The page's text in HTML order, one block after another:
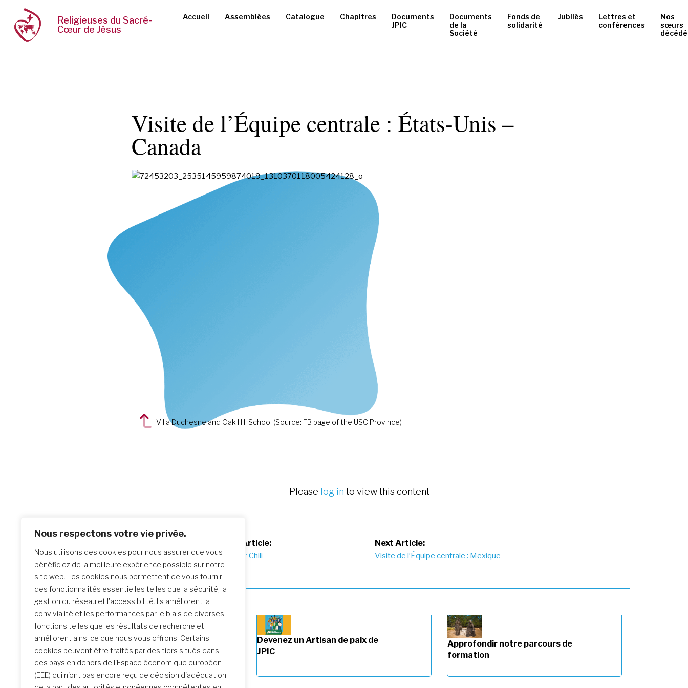
Nous respectons votre vie privée.
Nous utilisons des cookies pour nous assurer que vous
bénéficiez de la meilleure expérience possible sur notre
site web. Les cookies nous permettent de vous fournir
des fonctionnalités essentielles telles que la sécurité, la
gestion du réseau et l'accessibilité. Ils améliorent la
convivialité et les performances par le biais de diverses
fonctions telles que les résultats de recherche et
améliorent ainsi ce que nous vous offrons. Certains
cookies peuvent être traités par des tiers situés dans
des pays en dehors de l'Espace économique européen
(EEE) qui n'ont pas encore reçu de décision d'adéquation
Religieuses du Sacré-
Cœur de Jésus
Accueil Assemblées Catalogue Chapitres
Documents
JPIC
Documents
de la
Société
Fonds de
solidarité
Jubilés
Lettres et
conférences
Nos
sœurs
Visite de l’Équipe centrale : États-Unis –
Canada
Villa Duchesne and Oak Hill School (Source: FB page of the USC Province)
Please log in to view this content
Post
navigation
Previous Article:
Prières pour Chili
Next Article:
Visite de l’Équipe centrale : Mexique
Similar Posts
La rencontre de Formation
initiale : un parcours
transformateur
Devenez un Artisan de paix de
JPIC
Approfondir notre parcours de
formation